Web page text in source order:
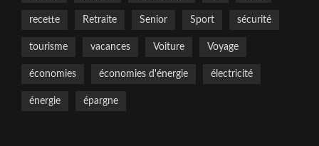
recette Retraite Senior Sport sécurité
tourisme vacances Voiture Voyage
économies économies d'énergie électricité
énergie épargne